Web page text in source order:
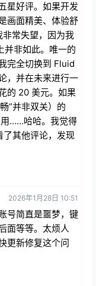
星好评。如果开发
画面精美、体验舒
常失望，因为我
并非如此。唯一的
完全切换到 Fluid
，并在未来进行一
的 20 美元。如果
”并非双关）的
用……哈哈。我觉得
其他评论，发现
2026年1月28日 10:51
号简直是噩梦，键
面等等。太烦人
更新修复这个问